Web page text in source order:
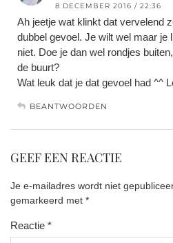
8 DECEMBER 2016 / 22:36
Ah jeetje wat klinkt dat vervelend
dubbel gevoel. Je wilt wel maar je
niet. Doe je dan wel rondjes
de buurt?
Wat leuk dat je dat gevoel had ^^
BEANTWOORDEN
GEEF EEN REACTIE
Je e-mailadres wordt niet
gemarkeerd met *
Reactie *